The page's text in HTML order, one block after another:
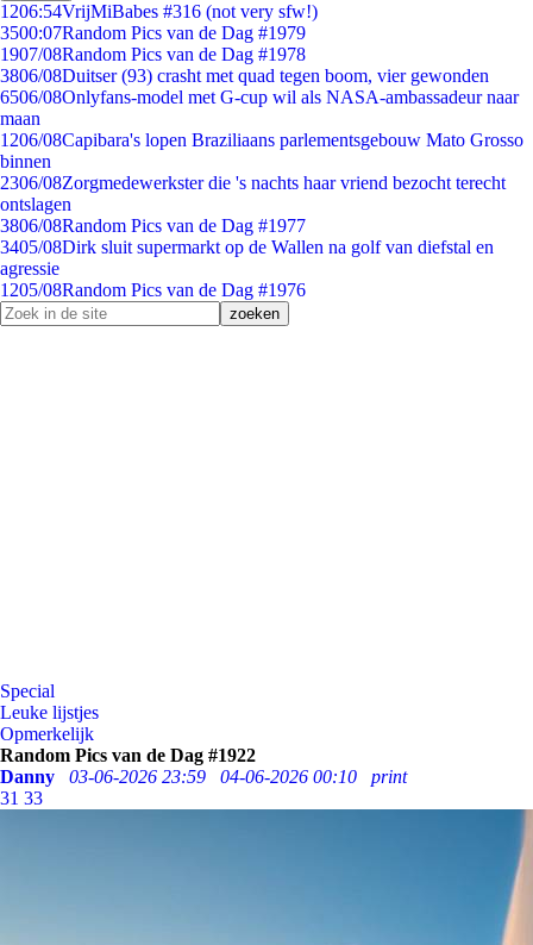
1206:54VrijMiBabes #316 (not very sfw!)
3500:07Random Pics van de Dag #1979
1907/08Random Pics van de Dag #1978
3806/08Duitser (93) crasht met quad tegen boom, vier gewonden
6506/08Onlyfans-model met G-cup wil als NASA-ambassadeur naar
maan
1206/08Capibara's lopen Braziliaans parlementsgebouw Mato Grosso
binnen
2306/08Zorgmedewerkster die 's nachts haar vriend bezocht terecht
ontslagen
3806/08Random Pics van de Dag #1977
3405/08Dirk sluit supermarkt op de Wallen na golf van diefstal en
agressie
1205/08Random Pics van de Dag #1976
Special
Leuke lijstjes
Opmerkelijk
Random Pics van de Dag #1922
Danny
03-06-2026 23:59 04-06-2026 00:10
print
31 33